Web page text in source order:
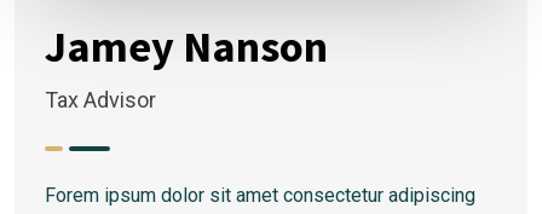
Jamey Nanson
Tax Advisor
Forem ipsum dolor sit amet consectetur adipiscing